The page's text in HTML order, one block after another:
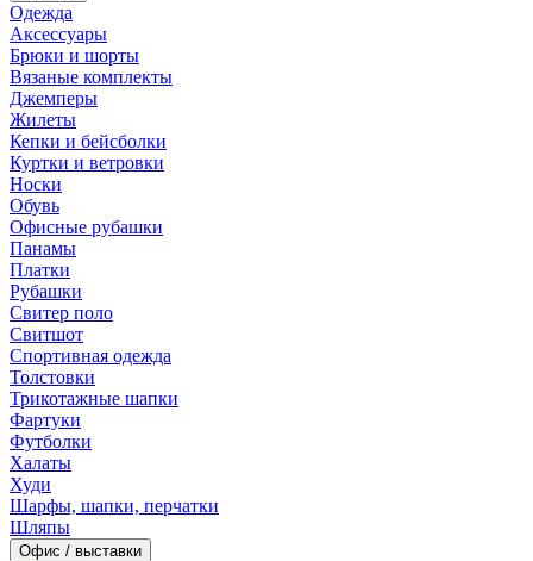
Одежда
Аксессуары
Брюки и шорты
Вязаные комплекты
Джемперы
Жилеты
Кепки и бейсболки
Куртки и ветровки
Носки
Обувь
Офисные рубашки
Панамы
Платки
Рубашки
Свитер поло
Свитшот
Спортивная одежда
Толстовки
Трикотажные шапки
Фартуки
Футболки
Халаты
Худи
Шарфы, шапки, перчатки
Шляпы
Офис / выставки